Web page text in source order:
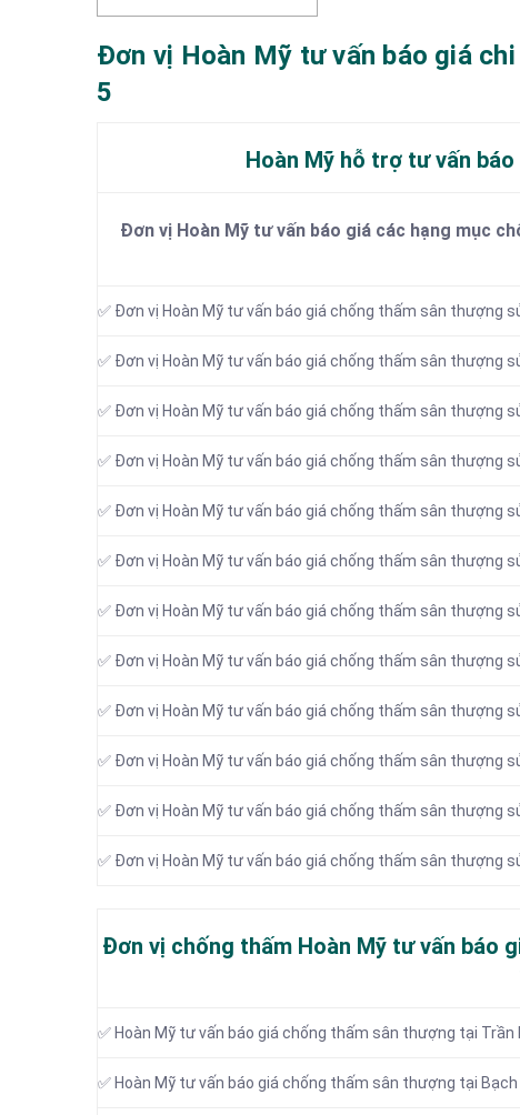
Đơn vị Hoàn Mỹ tư vấn báo giá
5
Hoàn Mỹ hỗ trợ tư vấn
Đơn vị Hoàn Mỹ tư vấn báo giá các hạng mục
✅ Đơn vị Hoàn Mỹ tư vấn báo giá chống thấm sân thượng
✅ Đơn vị Hoàn Mỹ tư vấn báo giá chống thấm sân thượng
✅ Đơn vị Hoàn Mỹ tư vấn báo giá chống thấm sân thượng
✅ Đơn vị Hoàn Mỹ tư vấn báo giá chống thấm sân thượng
✅ Đơn vị Hoàn Mỹ tư vấn báo giá chống thấm sân thượng
✅ Đơn vị Hoàn Mỹ tư vấn báo giá chống thấm sân thượng
✅ Đơn vị Hoàn Mỹ tư vấn báo giá chống thấm sân thượng
✅ Đơn vị Hoàn Mỹ tư vấn báo giá chống thấm sân thượng
✅ Đơn vị Hoàn Mỹ tư vấn báo giá chống thấm sân thượng
✅ Đơn vị Hoàn Mỹ tư vấn báo giá chống thấm sân thượng
✅ Đơn vị Hoàn Mỹ tư vấn báo giá chống thấm sân thượng
✅ Đơn vị Hoàn Mỹ tư vấn báo giá chống thấm sân thượng
Đơn vị chống thấm Hoàn Mỹ tư vấn báo
✅ Hoàn Mỹ tư vấn báo giá chống thấm sân thượng tại Trần
✅ Hoàn Mỹ tư vấn báo giá chống thấm sân thượng tại Bạch